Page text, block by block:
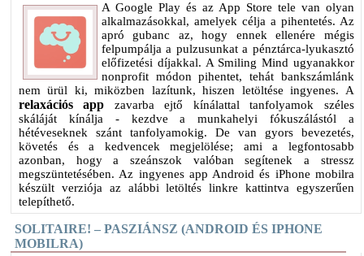
A Google Play és az App Store tele van olyan
alkalmazásokkal, amelyek célja a pihentetés. Az
apró gubanc az, hogy ennek ellenére mégis
felpumpálja a pulzusunkat a pénztárca-lyukasztó
előfizetési díjakkal. A Smiling Mind ugyanakkor
nonprofit módon pihentet, tehát bankszámlánk
nem ürül ki, miközben lazítunk, hiszen letöltése ingyenes. A
relaxációs app zavarba ejtő kínálattal tanfolyamok széles
skáláját kínálja - kezdve a munkahelyi fókuszálástól a
hétéveseknek szánt tanfolyamokig. De van gyors bevezetés,
követés és a kedvencek megjelölése; ami a legfontosabb
azonban, hogy a szeánszok valóban segítenek a stressz
megszüntetésében. Az ingyenes app Android és iPhone mobilra
készült verziója az alábbi letöltés linkre kattintva egyszerűen
telepíthető.
SOLITAIRE! – PASZIÁNSZ (ANDROID ÉS IPHONE
MOBILRA)